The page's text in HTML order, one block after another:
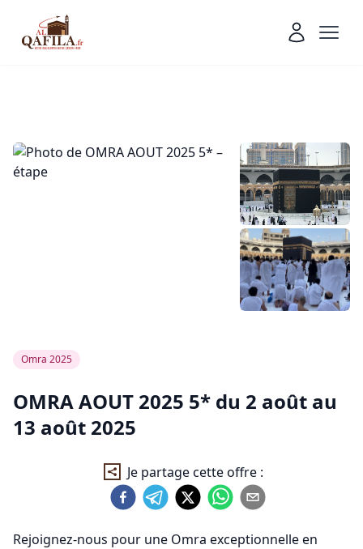
Omra 2025
OMRA AOUT 2025 5* du 2 août au
13 août 2025
Je partage cette offre :
Rejoignez-nous pour une Omra exceptionnelle en